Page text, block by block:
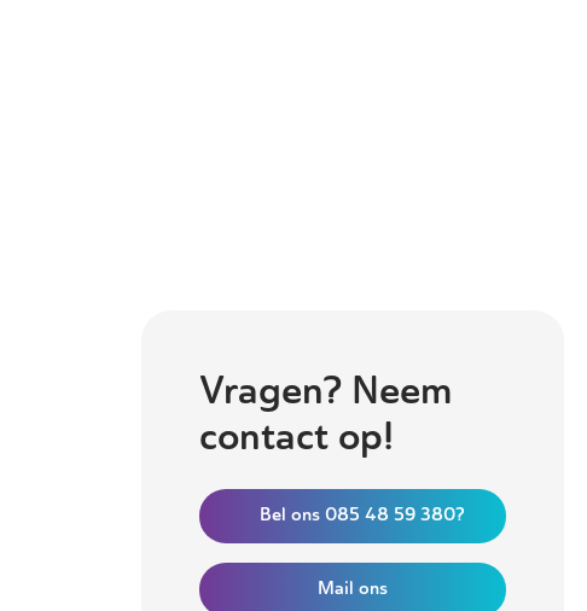
Vragen? Neem
contact op!
Bel ons 085 48 59 380?
Mail ons